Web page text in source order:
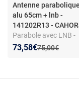
Antenne parabolique
alu 65cm + lnb -
141202R13 -
Parabole avec LNB -
Aluminium - 65 cm -
Ancien prix :
75,00€
Nouveau prix :
73,58€
Réduction de :